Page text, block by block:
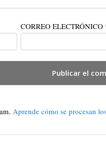
CORREO ELECTRÓNICO
Aprende cómo se procesan